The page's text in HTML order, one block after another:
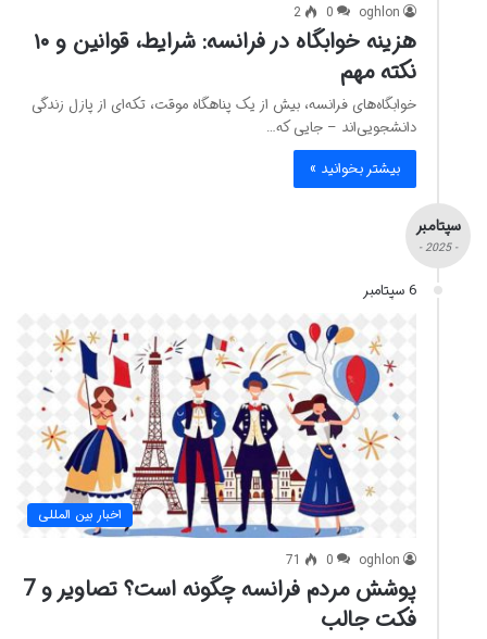
oghlon
0
2
هزینه خوابگاه در فرانسه: شرایط، قوانین و ۱۰
نکته مهم
خوابگاه‌های فرانسه، بیش از یک پناهگاه موقت، تکه‌ای از پازل زندگی
دانشجویی‌اند – جایی که…
بیشتر بخوانید »
سپتامبر
- 2025 -
6 سپتامبر
اخبار بین المللی
oghlon
0
71
پوشش مردم فرانسه چگونه است؟ تصاویر و 7
فکت جالب